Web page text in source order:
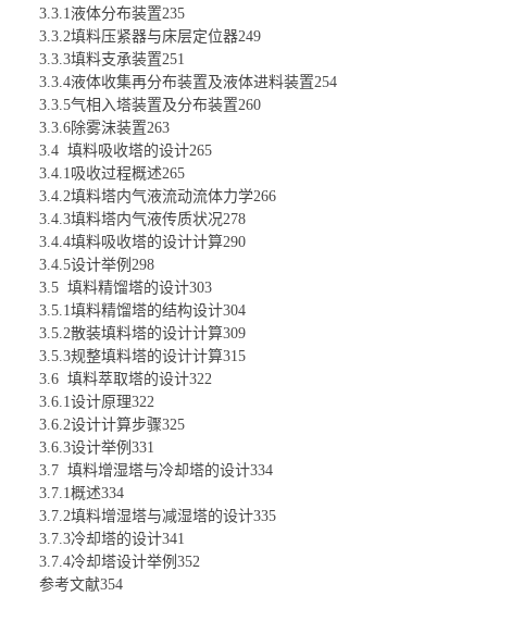
3.3.1液体分布装置235
3.3.2填料压紧器与床层定位器249
3.3.3填料支承装置251
3.3.4液体收集再分布装置及液体进料装置254
3.3.5气相入塔装置及分布装置260
3.3.6除雾沫装置263
3.4 填料吸收塔的设计265
3.4.1吸收过程概述265
3.4.2填料塔内气液流动流体力学266
3.4.3填料塔内气液传质状况278
3.4.4填料吸收塔的设计计算290
3.4.5设计举例298
3.5 填料精馏塔的设计303
3.5.1填料精馏塔的结构设计304
3.5.2散装填料塔的设计计算309
3.5.3规整填料塔的设计计算315
3.6 填料萃取塔的设计322
3.6.1设计原理322
3.6.2设计计算步骤325
3.6.3设计举例331
3.7 填料增湿塔与冷却塔的设计334
3.7.1概述334
3.7.2填料增湿塔与减湿塔的设计335
3.7.3冷却塔的设计341
3.7.4冷却塔设计举例352
参考文献354